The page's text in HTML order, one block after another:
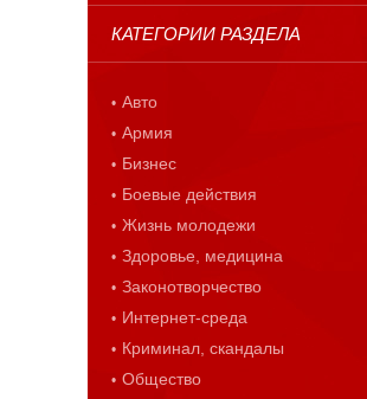
КАТЕГОРИИ РАЗДЕЛА
Авто
Армия
Бизнес
Боевые действия
Жизнь молодежи
Здоровье, медицина
Законотворчество
Интернет-среда
Криминал, скандалы
Общество